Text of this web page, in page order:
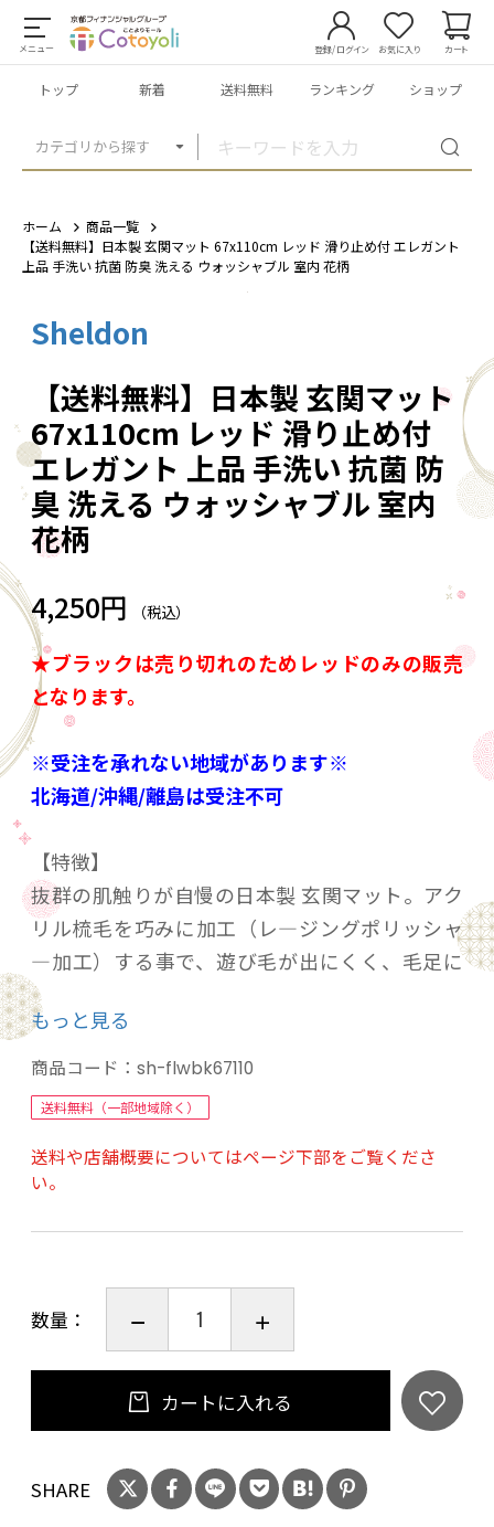
メニュー
カテゴリから探す
登録/ログイン お気に入り カート
トップ 新着 送料無料 ランキング ショップ
ホーム
商品一覧
【送料無料】日本製 玄関マット 67x110cm レッド 滑り止め付 エレガント
上品 手洗い 抗菌 防臭 洗える ウォッシャブル 室内 花柄
Sheldon
【送料無料】日本製 玄関マット
67x110cm レッド 滑り止め付
エレガント 上品 手洗い 抗菌 防
臭 洗える ウォッシャブル 室内
花柄
4,250円 （税込）
★ブラックは売り切れのためレッドのみの販売
となります。
※受注を承れない地域があります※
北海道/沖縄/離島は受注不可
【特徴】
抜群の肌触りが自慢の日本製 玄関マット。アク
リル梳毛を巧みに加工（レ―ジングポリッシャ
―加工）する事で、遊び毛が出にくく、毛足に
張りと弾力を持たせています。裸足で触れると
とっても気持ちいい感触で上質感を味わえます。
繊維に練り込んだ天然キトサンは、微生物の繁
殖を抑え不快な臭いを防止する効果がありま
す。天然なので安全でお肌にさやしく、SEKの抗
菌防臭性能の基準をクリアしています。
裏面滑り止め加工、手洗いOK、床暖房にも対応
しています。
【商品仕様】
アクリル100％
【商品サイズ】
約67x110cm
【その他】
もっと見る
商品コード： sh-flwbk67110
送料無料（一部地域除く）
送料や店舗概要についてはページ下部をご覧くださ
い。
数量：
カートに入れる
SHARE